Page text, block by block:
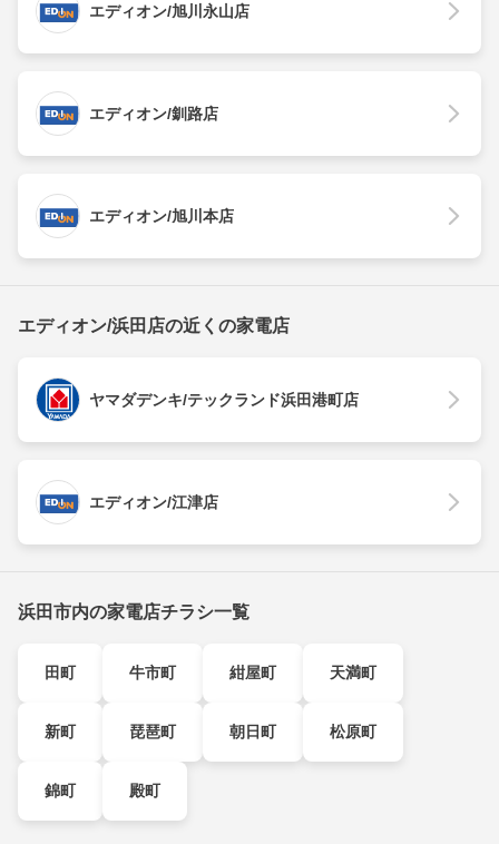
エディオン/旭川永山店
エディオン/釧路店
エディオン/旭川本店
エディオン/浜田店の近くの家電店
ヤマダデンキ/テックランド浜田港町店
エディオン/江津店
浜田市内の家電店チラシ一覧
田町 牛市町 紺屋町 天満町
新町 琵琶町 朝日町 松原町
錦町 殿町